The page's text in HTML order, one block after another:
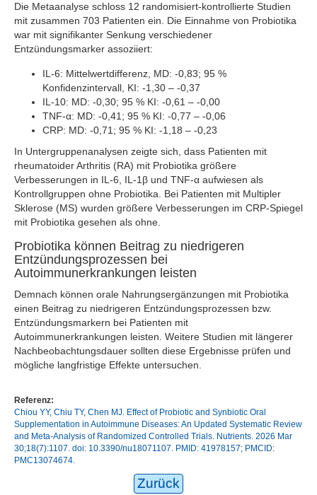
Die Metaanalyse schloss 12 randomisiert-kontrollierte Studien
mit zusammen 703 Patienten ein. Die Einnahme von Probiotika
war mit signifikanter Senkung verschiedener
Entzündungsmarker assoziiert:
IL-6: Mittelwertdifferenz, MD: -0,83; 95 %
Konfidenzintervall, KI: -1,30 – -0,37
IL-10: MD: -0,30; 95 % KI: -0,61 – -0,00
TNF-α: MD: -0,41; 95 % KI: -0,77 – -0,06
CRP: MD: -0,71; 95 % KI: -1,18 – -0,23
In Untergruppenanalysen zeigte sich, dass Patienten mit
rheumatoider Arthritis (RA) mit Probiotika größere
Verbesserungen in IL-6, IL-1β und TNF-α aufwiesen als
Kontrollgruppen ohne Probiotika. Bei Patienten mit Multipler
Sklerose (MS) wurden größere Verbesserungen im CRP-Spiegel
mit Probiotika gesehen als ohne.
Probiotika können Beitrag zu niedrigeren
Entzündungsprozessen bei
Autoimmunerkrankungen leisten
Demnach können orale Nahrungsergänzungen mit Probiotika
einen Beitrag zu niedrigeren Entzündungsprozessen bzw.
Entzündungsmarkern bei Patienten mit
Autoimmunerkrankungen leisten. Weitere Studien mit längerer
Nachbeobachtungsdauer sollten diese Ergebnisse prüfen und
mögliche langfristige Effekte untersuchen.
Referenz:
Chiou YY, Chiu TY, Chen MJ. Effect of Probiotic and Synbiotic Oral
Supplementation in Autoimmune Diseases: An Updated Systematic Review
and Meta-Analysis of Randomized Controlled Trials. Nutrients. 2026 Mar
30;18(7):1107. doi: 10.3390/nu18071107. PMID: 41978157; PMCID:
PMC13074674.
Zurück